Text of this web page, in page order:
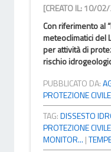
[CREATO IL: 10/
Con riferimento al
meteoclimatici del
per attività di
rischio
PUBBLICATO DA:
PROTEZIONE CIVILE
TAG:DISSESTO
PROTEZIONE CIVILE
MONITOR... |